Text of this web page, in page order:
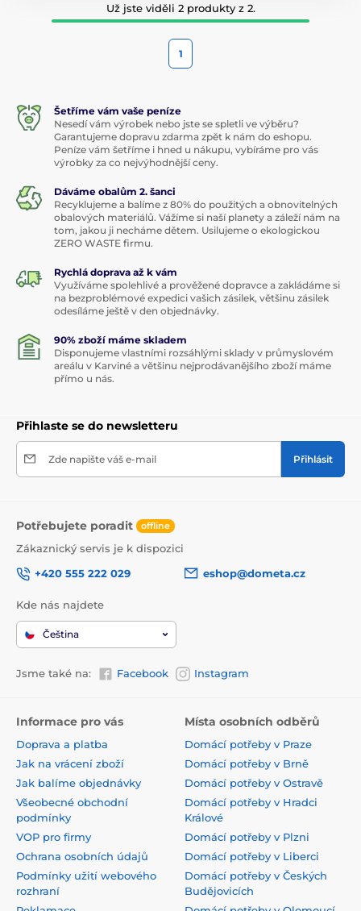
Už jste viděli 2 produkty z 2.
1
Šetříme vám vaše peníze
Nesedí vám výrobek nebo jste se spletli ve výběru?
Garantujeme dopravu zdarma zpět k nám do eshopu.
Peníze vám šetříme i hned u nákupu, vybíráme pro vás
výrobky za co nejvýhodnější ceny.
Dáváme obalům 2. šanci
Recyklujeme a balíme z 80% do použitých a obnovitelných
obalových materiálů. Vážíme si naší planety a záleží nám na
tom, jakou ji necháme dětem. Usilujeme o ekologickou
ZERO WASTE firmu.
Rychlá doprava až k vám
Využíváme spolehlivé a prověžené dopravce a zakládáme si
na bezproblémové expedici vašich zásilek, většinu zásilek
odesíláme ještě v den objednávky.
90% zboží máme skladem
Disponujeme vlastními rozsáhlými sklady v průmyslovém
areálu v Karviné a většinu nejprodávanějšího zboží máme
přímo u nás.
Přihlaste se do newsletteru
Zde napište váš e-mail Přihlásit
Potřebujete poradit offline
Zákaznický servis je k dispozici
+420 555 222 029
eshop@dometa.cz
Kde nás najdete
Čeština
Jsme také na: Facebook Instagram
Informace pro vás
Doprava a platba
Jak na vrácení zboží
Jak balíme objednávky
Všeobecné obchodní
podmínky
VOP pro firmy
Ochrana osobních údajů
Podmínky užití webového
rozhraní
Místa osobních odběrů
Domácí potřeby v Praze
Domácí potřeby v Brně
Domácí potřeby v Ostravě
Domácí potřeby v Hradci
Králové
Domácí potřeby v Plzni
Domácí potřeby v Liberci
Domácí potřeby v Českých
Budějovicích